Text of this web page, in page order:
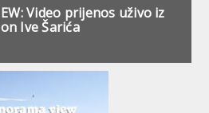
Video prijenos uživo iz
Ive Šarića